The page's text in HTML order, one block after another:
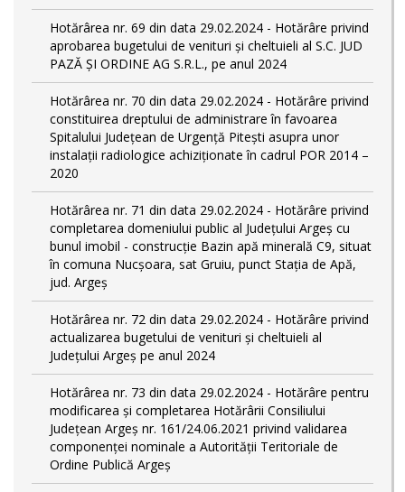
Hotărârea nr. 69 din data 29.02.2024 - Hotărâre privind
aprobarea bugetului de venituri și cheltuieli al S.C. JUD
PAZĂ ȘI ORDINE AG S.R.L., pe anul 2024
Hotărârea nr. 70 din data 29.02.2024 - Hotărâre privind
constituirea dreptului de administrare în favoarea
Spitalului Județean de Urgență Pitești asupra unor
instalații radiologice achiziționate în cadrul POR 2014 –
2020
Hotărârea nr. 71 din data 29.02.2024 - Hotărâre privind
completarea domeniului public al Judeţului Argeş cu
bunul imobil - construcție Bazin apă minerală C9, situat
în comuna Nucșoara, sat Gruiu, punct Stația de Apă,
jud. Argeș
Hotărârea nr. 72 din data 29.02.2024 - Hotărâre privind
actualizarea bugetului de venituri și cheltuieli al
Județului Argeș pe anul 2024
Hotărârea nr. 73 din data 29.02.2024 - Hotărâre pentru
modificarea și completarea Hotărârii Consiliului
Județean Argeș nr. 161/24.06.2021 privind validarea
componenței nominale a Autorității Teritoriale de
Ordine Publică Argeș